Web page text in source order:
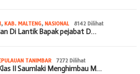
, KAB. MALTENG, NASIONAL 8142 Dilihat
Di Lantik Bapak pejabat D…
TANIMBAR 7272 Dilihat
II Saumlaki Menghimbau M…